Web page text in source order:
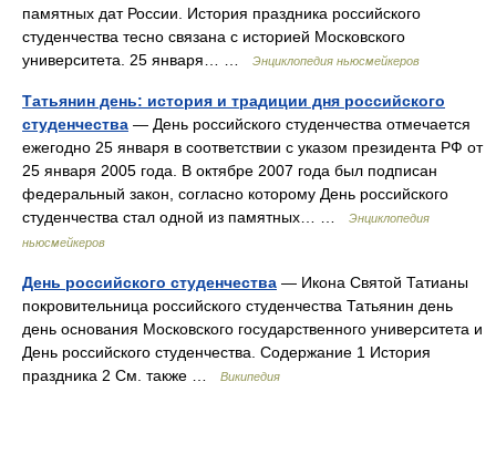
памятных дат России. История праздника российского
студенчества тесно связана с историей Московского
университета. 25 января… …
Энциклопедия ньюсмейкеров
Татьянин день: история и традиции дня российского
студенчества — День российского студенчества отмечается
ежегодно 25 января в соответствии с указом президента РФ от
25 января 2005 года. В октябре 2007 года был подписан
федеральный закон, согласно которому День российского
студенчества стал одной из памятных… …
Энциклопедия
ньюсмейкеров
День российского студенчества — Икона Святой Татианы
покровительница российского студенчества Татьянин день
день основания Московского государственного университета и
День российского студенчества. Содержание 1 История
праздника 2 См. также …
Википедия